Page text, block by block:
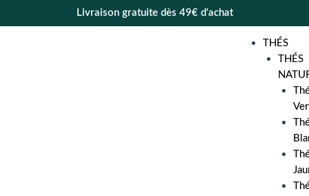
Livraison gratuite dès 49€ d'achat
THÉS
THÉS